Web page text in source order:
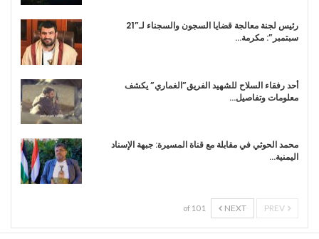
رئيس لجنة معالجة قضايا السجون والسجناء لـ”21
سبتمبر”: مكرمة…
أحد رفقاء السلاح للشهيد الفريق”الغماري” يكشف
معلومات وتفاصيل…
محمد الحوثي في مقابلة مع قناة المسيرة: جبهة الإسناد
اليمنية…
NEXT
1 of 10